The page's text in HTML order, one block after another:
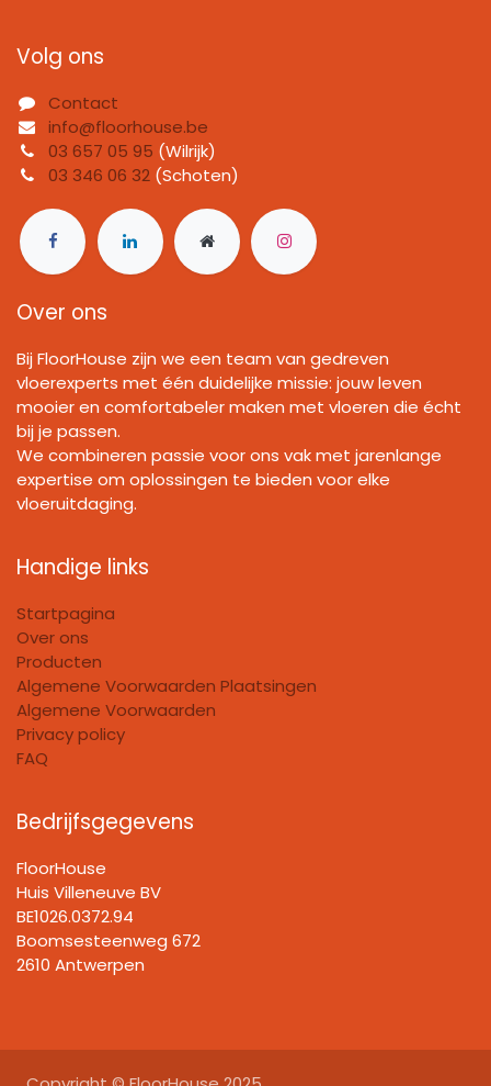
Volg ons
Contact
info@floorhouse.be
03 657 05 95 (Wilrijk)
03 346 06 32 (Schoten)
Over ons
Bij FloorHouse zijn we een team van gedreven
vloerexperts met één duidelijke missie: jouw leven
mooier en comfortabeler maken met vloeren die écht
bij je passen.
We combineren passie voor ons vak met jarenlange
expertise om oplossingen te bieden voor elke
vloeruitdaging.
Handige links
Startpagina
Over ons
Producten
Algemene Voorwaarden Plaatsingen
Algemene Voorwaarden
Privacy policy
FAQ
Bedrijfsgegevens
FloorHouse
Huis Villeneuve BV​
BE1026.0372.94
Boomsesteenweg 672
2610 Antwerpen